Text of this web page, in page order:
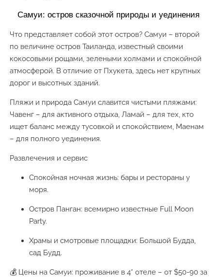
Самуи: остров сказочной природы и уединения
Что представляет собой этот остров? Самуи – второй
по величине остров Таиланда, известный своими
кокосовыми рощами, зелеными холмами и спокойной
атмосферой. В отличие от Пхукета, здесь нет крупных
дорог и высотных зданий.
Пляжи и природа Самуи славится чистыми пляжами:
Чавенг – для активного отдыха, Ламай – для тех, кто
ищет баланс между тусовкой и спокойствием, Маенам
– для полного уединения.
Развлечения и сервис
Спокойная ночная жизнь: бары и рестораны у
моря.
Остров Панган: всемирно известные Full Moon
Party.
Храмы и смотровые площадки: Большой Будда,
сад Будд.
💰 Цены на Самуи: проживание в 4* отеле – от $50-90 за